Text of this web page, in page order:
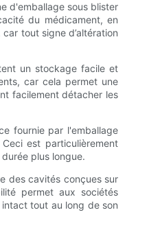
d'emballage sous blister
du médicament, en
tout signe d’altération
un stockage facile et
car cela permet une
facilement détacher les
fournie par l'emballage
est particulièrement
plus longue.
des cavités conçues sur
permet aux sociétés
tout au long de son